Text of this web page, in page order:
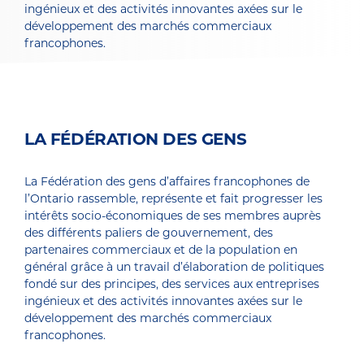
ingénieux et des activités innovantes axées sur le
développement des marchés commerciaux
francophones.
LA FÉDÉRATION DES GENS
La Fédération des gens d’affaires francophones de
l’Ontario rassemble, représente et fait progresser les
intérêts socio-économiques de ses membres auprès
des différents paliers de gouvernement, des
partenaires commerciaux et de la population en
général grâce à un travail d’élaboration de politiques
fondé sur des principes, des services aux entreprises
ingénieux et des activités innovantes axées sur le
développement des marchés commerciaux
francophones.